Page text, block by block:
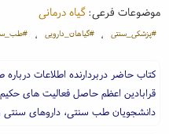
موضوعات فرعی:گیاه درمانی
#پزشکی_سنتی ، #گیاهان_دارویی ،
کتاب حاضر دربردارنده اطلاعات
قرابادین اعظم حاصل فعالیت های
دانشجویان طب سنتی، داروهای